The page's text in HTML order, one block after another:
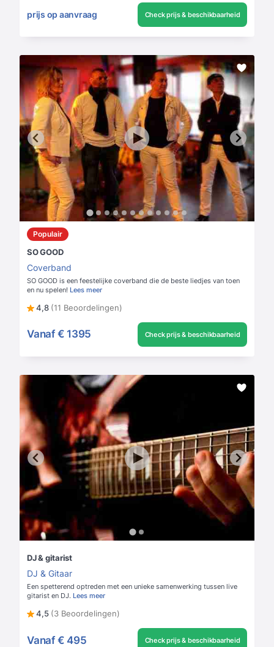
prijs op aanvraag Check prijs & beschikbaarheid
Populair
SO GOOD
Coverband
SO GOOD is een feestelijke coverband die de beste liedjes van toen
en nu spelen! Lees meer
4,8 (11 Beoordelingen)
Vanaf € 1395 Check prijs & beschikbaarheid
DJ & gitarist
DJ & Gitaar
Een spetterend optreden met een unieke samenwerking tussen live
gitarist en DJ. Lees meer
4,5 (3 Beoordelingen)
Vanaf € 495 Check prijs & beschikbaarheid